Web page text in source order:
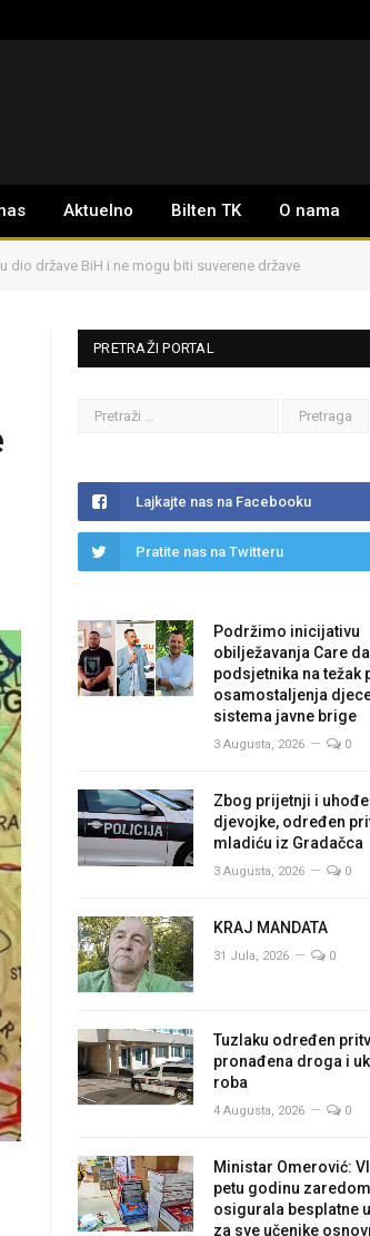
Aktuelno Bilten TK O nama
dio države BiH i ne mogu biti suverene države
PRETRAŽI PORTAL
Lajkajte nas na Facebooku
Pratite nas na Twitteru
Podržimo inicijativu
obilježavanja Care
podsjetnika na težak
osamostaljenja
sistema javne brige
3 Augusta, 2026 0
Zbog prijetnji i
djevojke, određen
mladiću iz Gradačca
3 Augusta, 2026 0
KRAJ MANDATA
31 Jula, 2026 0
Tuzlaku određen
pronađena droga i
roba
4 Augusta, 2026 0
Ministar Omerović:
petu godinu zaredom
osigurala besplatne
za sve učenike